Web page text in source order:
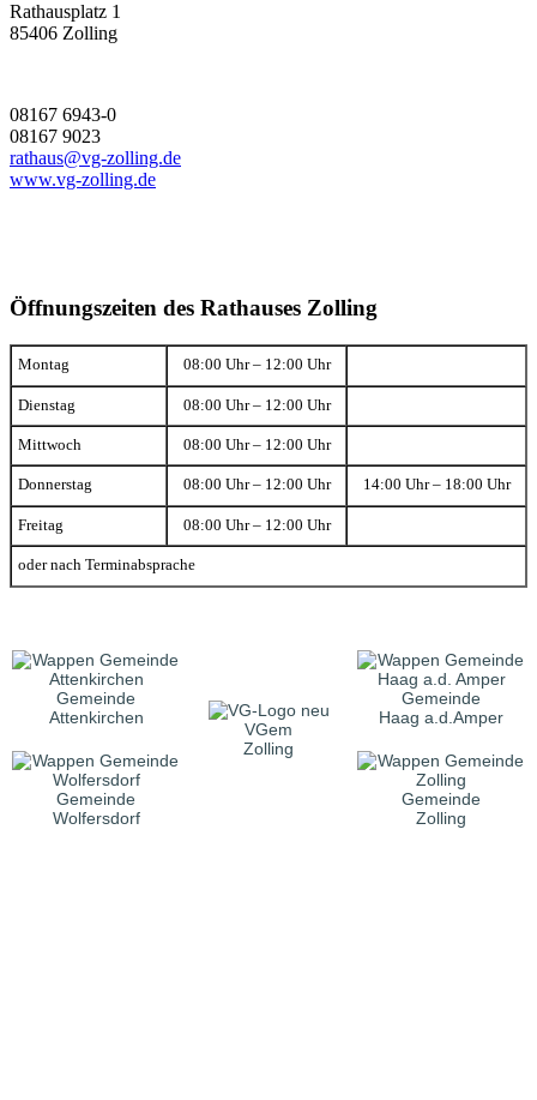
Rathausplatz 1
85406 Zolling
08167 6943-0
08167 9023
rathaus@vg-zolling.de
www.vg-zolling.de
Öffnungszeiten des Rathauses Zolling
Montag 08:00 Uhr – 12:00 Uhr
Dienstag 08:00 Uhr – 12:00 Uhr
Mittwoch 08:00 Uhr – 12:00 Uhr
Donnerstag 08:00 Uhr – 12:00 Uhr 14:00 Uhr – 18:00 Uhr
Freitag 08:00 Uhr – 12:00 Uhr
oder nach Terminabsprache
Gemeinde
Attenkirchen
VGem
Zolling
Gemeinde
Haag a.d.Amper
Gemeinde
Wolfersdorf
Gemeinde
Zolling